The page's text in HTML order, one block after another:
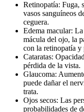
Retinopatía: Fuga,
vasos sanguíneos
ceguera.
Edema macular:
mácula del ojo, la
con la retinopatía y
Cataratas:
pérdida de la vista.
Glaucoma:
puede dañar el
trata.
Ojos secos: Las
probabilidades de